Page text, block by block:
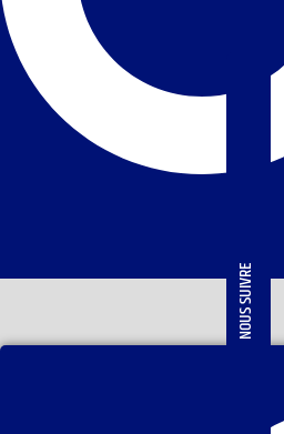
NOUS SUIVRE